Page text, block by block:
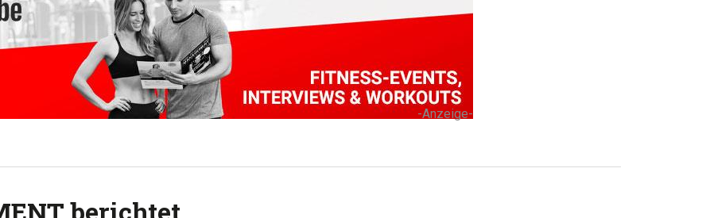
-Anzeige-